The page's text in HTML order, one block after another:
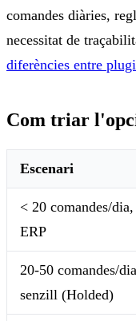
comandes diàries,
necessitat de
diferències entre
Com triar
Escenari
< 20 comandes/dia,
ERP
20-50 comandes/
senzill (Holded)